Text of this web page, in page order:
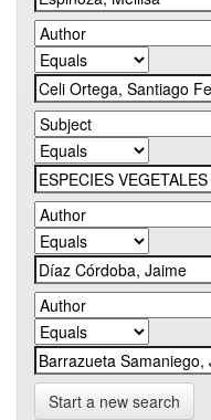
Start a new search